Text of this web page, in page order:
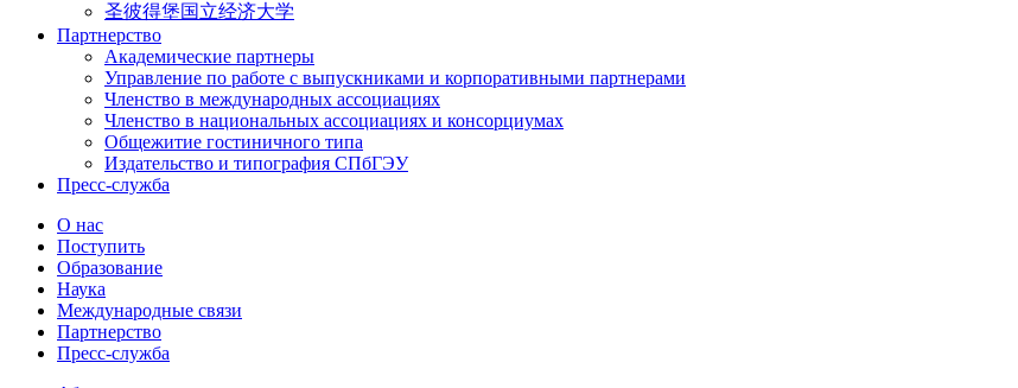
圣彼得堡国立经济大学
Партнерство
Академические партнеры
Управление по работе с выпускниками и корпоративными партнерами
Членство в международных ассоциациях
Членство в национальных ассоциациях и консорциумах
Общежитие гостиничного типа
Издательство и типография СПбГЭУ
Пресс-служба
О нас
Поступить
Образование
Наука
Международные связи
Партнерство
Пресс-служба